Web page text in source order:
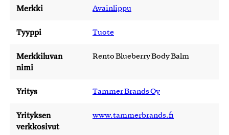
Merkki Avainlippu
Tyyppi Tuote
Merkkiluvan
nimi
Rento Blueberry Body Balm
Yritys Tammer Brands Oy
Yrityksen
verkkosivut
www.tammerbrands.fi